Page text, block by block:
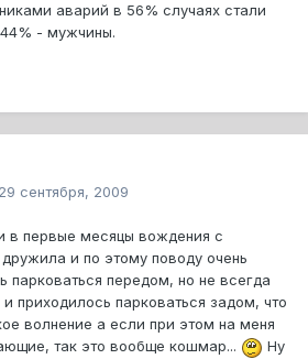
аварий в 56% случаях стали
- мужчины.
29 сентября, 2009
в первые месяцы вождения с
и по этому поводу очень
парковаться передом, но не всегда
приходилось парковаться задом, что
волнение а если при этом на меня
так это вообще кошмар...
Ну